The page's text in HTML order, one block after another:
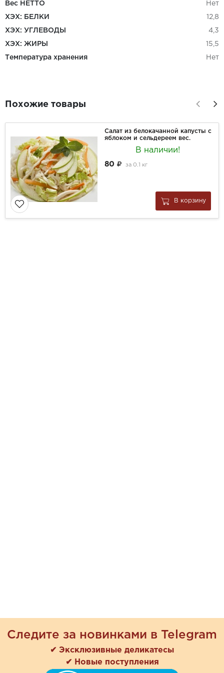
Вес НЕТТО Нет
ХЭХ: БЕЛКИ 12,8
ХЭХ: УГЛЕВОДЫ 4,3
ХЭХ: ЖИРЫ 15,5
Температура хранения Нет
Похожие товары
Салат из белокачанной капусты с
яблоком и сельдереем вес.
В наличии!
80 за 0.1 кг
В корзину
Следите за новинками в Telegram
✔ Эксклюзивные деликатесы
✔ Новые поступления